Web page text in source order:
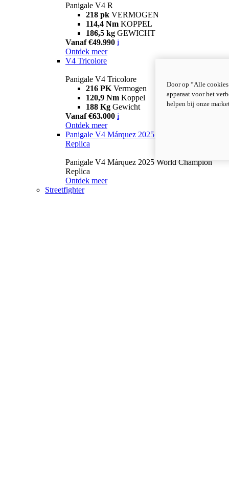
Panigale V4 R
218 pk VERMOGEN
114,4 Nm KOPPEL
186,5 kg GEWICHT
Vanaf €49.990 i
Ontdek meer
V4 Tricolore
Panigale V4 Tricolore
216 PK Vermogen
120,9 Nm Koppel
188 Kg Gewicht
Vanaf €63.000 i
Ontdek meer
Panigale V4 Márquez 2025 World Champion
Replica
Panigale V4 Márquez 2025 World Champion
Replica
Ontdek meer
Streetfighter
Door op “Alle
apparaat voor het
helpen bij onze